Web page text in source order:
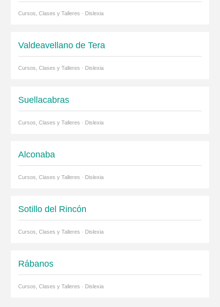
Cursos, Clases y Talleres · Dislexia
Valdeavellano de Tera
Cursos, Clases y Talleres · Dislexia
Suellacabras
Cursos, Clases y Talleres · Dislexia
Alconaba
Cursos, Clases y Talleres · Dislexia
Sotillo del Rincón
Cursos, Clases y Talleres · Dislexia
Rábanos
Cursos, Clases y Talleres · Dislexia